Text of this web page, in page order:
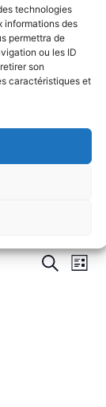
technologies
informations des
permettra de
ou les ID
son
caractéristiques et
Recherche
Liste